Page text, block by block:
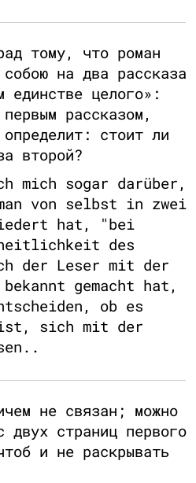
тому, что роман
на два рассказа
единстве целого»:
рассказом,
стоит ли
второй?
mich sogar darüber,
von selbst in zwei
hat, "bei
des
der Leser mit der
gemacht hat,
ob es
sich mit der
не связан; можно
двух страниц первого
и не раскрывать